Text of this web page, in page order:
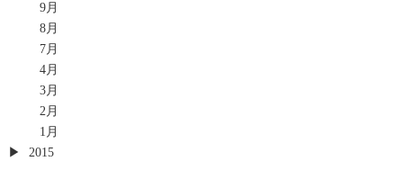
9月
8月
7月
4月
3月
2月
1月
2015